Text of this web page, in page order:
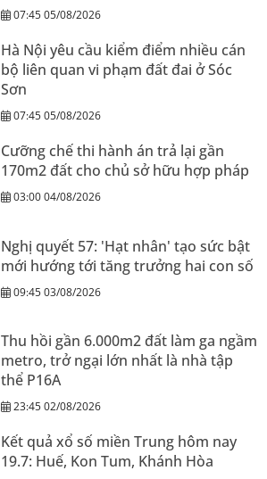
07:45 05/08/2026
Hà Nội yêu cầu kiểm điểm nhiều cán
bộ liên quan vi phạm đất đai ở Sóc
Sơn
07:45 05/08/2026
Cưỡng chế thi hành án trả lại gần
170m2 đất cho chủ sở hữu hợp pháp
03:00 04/08/2026
Nghị quyết 57: 'Hạt nhân' tạo sức bật
mới hướng tới tăng trưởng hai con số
09:45 03/08/2026
Thu hồi gần 6.000m2 đất làm ga ngầm
metro, trở ngại lớn nhất là nhà tập
thể P16A
23:45 02/08/2026
Kết quả xổ số miền Trung hôm nay
19.7: Huế, Kon Tum, Khánh Hòa